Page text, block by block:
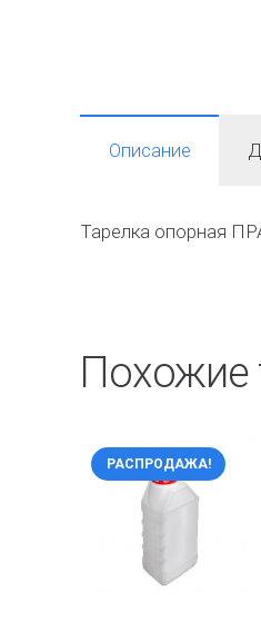
Описание
Тарелка опорная
Похожие
РАСПРОДАЖА!